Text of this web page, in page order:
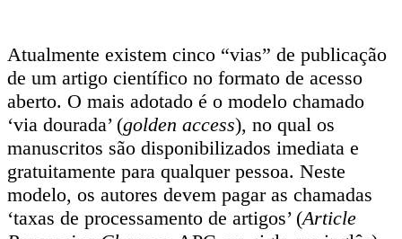
Atualmente existem cinco “vias” de publicação
de um artigo científico no formato de acesso
aberto. O mais adotado é o modelo chamado
‘via dourada’ (golden access), no qual os
manuscritos são disponibilizados imediata e
gratuitamente para qualquer pessoa. Neste
modelo, os autores devem pagar as chamadas
‘taxas de processamento de artigos’ (Article